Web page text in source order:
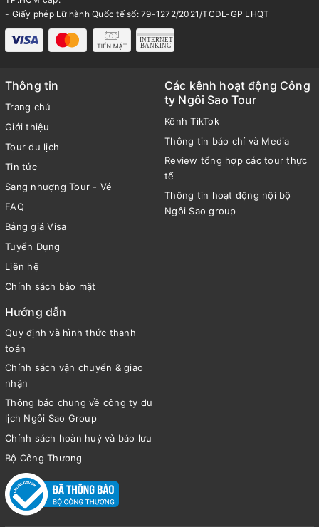
- Giấy phép Lữ hành Quốc tế số: 79-1272/2021/TCDL-GP LHQT
Thông tin
Trang chủ
Giới thiệu
Tour du lịch
Tin tức
Sang nhượng Tour - Vé
FAQ
Bảng giá Visa
Tuyển Dụng
Liên hệ
Chính sách bảo mật
Các kênh hoạt động Công
ty Ngôi Sao Tour
Kênh TikTok
Thông tin báo chí và Media
Review tổng hợp các tour thực
tế
Thông tin hoạt động nội bộ
Ngôi Sao group
Hướng dẫn
Quy định và hình thức thanh
toán
Chính sách vận chuyển & giao
nhận
Thông báo chung về công ty du
lịch Ngôi Sao Group
Chính sách hoàn huỷ và bảo lưu
Bộ Công Thương